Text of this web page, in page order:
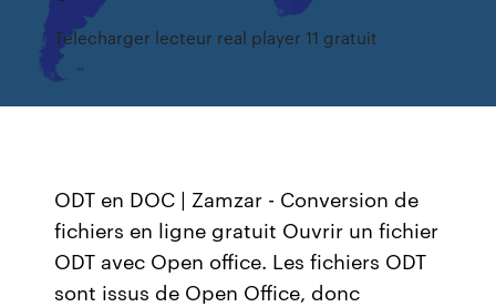
Telecharger lecteur real player 11 gratuit
ODT en DOC | Zamzar - Conversion de
fichiers en ligne gratuit Ouvrir un fichier
ODT avec Open office. Les fichiers ODT
sont issus de Open Office, donc